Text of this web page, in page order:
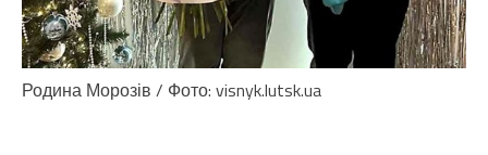
Родина Морозів / Фото: visnyk.lutsk.ua